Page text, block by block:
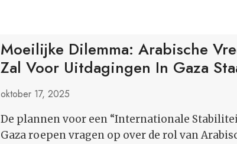
Moeilijke Dilemma: Arabische
Zal Voor Uitdagingen In Gaza
oktober 17, 2025
De plannen voor een “Internationale
Gaza roepen vragen op over de rol van